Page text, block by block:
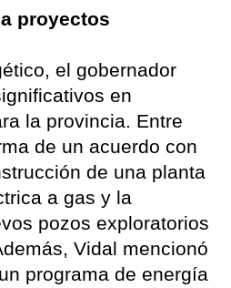
proyectos
el gobernador
en
la provincia. Entre
de un acuerdo con
de una planta
a gas y la
pozos exploratorios
Vidal mencionó
programa de energía